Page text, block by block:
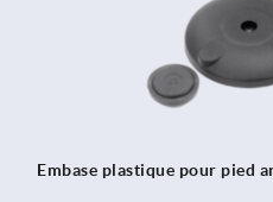
Embase plastique pour pied